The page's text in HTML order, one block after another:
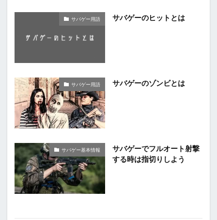
サバゲー用語 サバゲーのヒットとは
サバゲー用語 サバゲーのゾンビとは
サバゲー基本情報
サバゲーでフルオート射撃
する時は指切りしよう